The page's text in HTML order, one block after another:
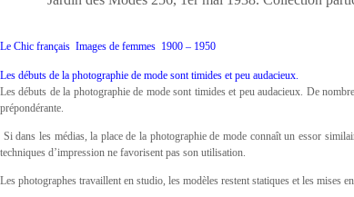
Le Chic français Images de femmes 1900 – 1950
Les débuts de la photographie de mode sont timides et peu audacieux.
Les débuts de la photographie de mode sont timides et peu audacieux. De
prépondérante.
Si dans les médias, la place de la photographie de mode connaît un essor
techniques d’impression ne favorisent pas son utilisation.
Les photographes travaillent en studio, les modèles restent statiques et les mises